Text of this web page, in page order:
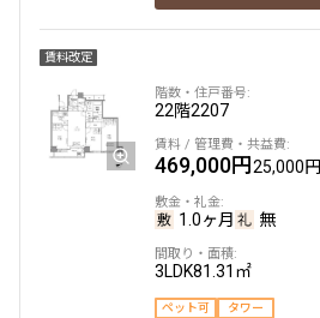
賃料改定
22階2207
469,000円25,000円
1.0ヶ月 無
3LDK81.31㎡
ペット可 タワー